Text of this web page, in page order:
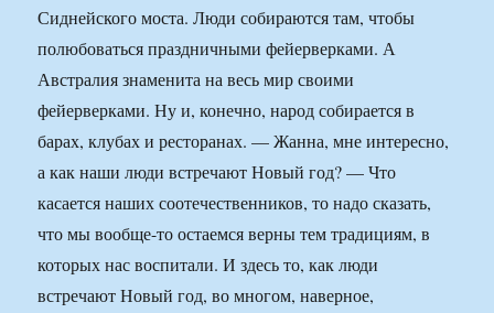
Сиднейского моста. Люди собираются там, чтобы
полюбоваться праздничными фейерверками. А
Австралия знаменита на весь мир своими
фейерверками. Ну и, конечно, народ собирается в
барах, клубах и ресторанах. — Жанна, мне интересно,
а как наши люди встречают Новый год? — Что
касается наших соотечественников, то надо сказать,
что мы вообще-то остаемся верны тем традициям, в
которых нас воспитали. И здесь то, как люди
встречают Новый год, во многом, наверное,